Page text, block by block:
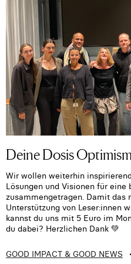
Deine Dosis
Wir wollen weiterhin
Lösungen und Visionen für eine
zusammengetragen. Damit das
Unterstützung von Leser:innen
kannst du uns mit 5 Euro im
du dabei? Herzlichen Dank 💚
GOOD IMPACT & GOOD NEWS